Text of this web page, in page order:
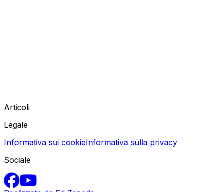
Articoli
Legale
Informativa sui cookieInformativa sulla privacy
Sociale